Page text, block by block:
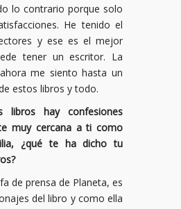
lo contrario porque solo
He tenido el
y ese es el mejor
tener un escritor. La
me siento hasta un
estos libros y todo.
hay confesiones
muy cercana a ti como
¿qué te ha dicho tu
de prensa de Planeta, es
del libro y como ella